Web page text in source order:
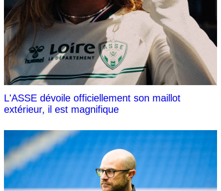
L'ASSE dévoile officiellement son maillot
extérieur, il est magnifique